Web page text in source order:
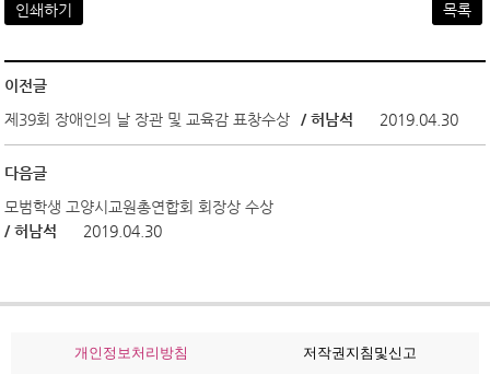
인쇄하기 목록
이전글
제39회 장애인의 날 장관 및 교육감 표창수상
/ 허남석 2019.04.30
다음글
모범학생 고양시교원총연합회 회장상 수상
/ 허남석
2019.04.30
개인정보처리방침
저작권지침및신고